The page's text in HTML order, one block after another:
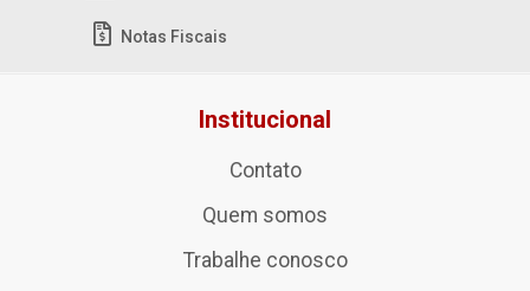
Notas Fiscais
Institucional
Contato
Quem somos
Trabalhe conosco